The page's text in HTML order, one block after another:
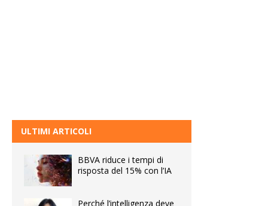
ULTIMI ARTICOLI
BBVA riduce i tempi di
risposta del 15% con l’IA
Perché l’intelligenza deve